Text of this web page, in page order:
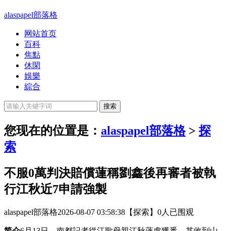
alaspapel部落格
网站首页
百科
焦點
休閑
娛樂
綜合
您现在的位置是： alaspapel部落格> 探
索
不服0萬判決賠償蓮稱劉鑫後再審者被執
行江秋近7申請強製
alaspapel部落格2026-08-07 03:58:38 【探索】 0人已围观